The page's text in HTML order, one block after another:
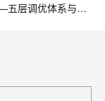
云数据库性能怎么调优？有什么最佳实践？——五层调优体系与阿里云 RDS 实战